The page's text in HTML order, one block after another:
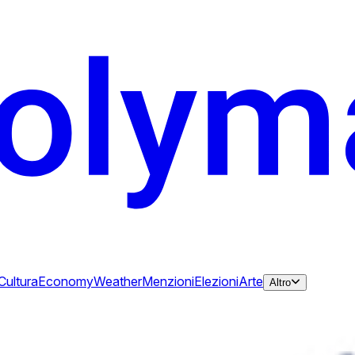
EconomyWeatherMenzioniElezioniArte Altro